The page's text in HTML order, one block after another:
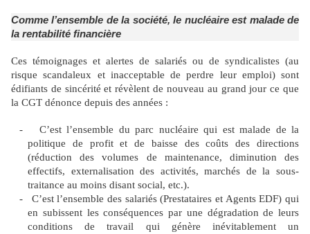
Comme l’ensemble de la société, le nucléaire est malade de
la rentabilité financière
Ces témoignages et alertes de salariés ou de syndicalistes (au
risque scandaleux et inacceptable de perdre leur emploi) sont
édifiants de sincérité et révèlent de nouveau au grand jour ce que
la CGT dénonce depuis des années :
-
C’est l’ensemble du parc nucléaire qui est malade de la
politique de profit et de baisse des coûts des directions
(réduction des volumes de maintenance, diminution des
effectifs, externalisation des activités, marchés de la sous-
traitance au moins disant social, etc.).
-
C’est l’ensemble des salariés (Prestataires et Agents EDF) qui
en subissent les conséquences par une dégradation de leurs
conditions de travail qui génère inévitablement un